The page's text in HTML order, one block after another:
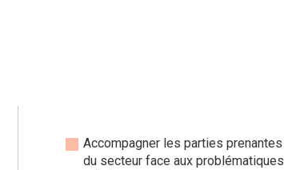
Accompagner les parties prenantes
du secteur face aux problématiques